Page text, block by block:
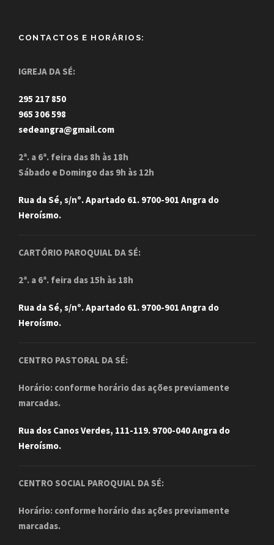
CONTACTOS E HORÁRIOS:
IGREJA DA SÉ:
295 217 850
965 306 598
sedeangra@gmail.com
2ª. a 6ª. feira das 8h às 18h
Sábado e Domingo das 9h às 12h
Rua da Sé, s/nº. Apartado 61. 9700-901 Angra do
Heroísmo.
CARTÓRIO PAROQUIAL DA SÉ:
2ª. a 6ª. feira das 15h às 18h
Rua da Sé, s/nº. Apartado 61. 9700-901 Angra do
Heroísmo.
CENTRO PASTORAL DA SÉ:
Horário: conforme horário das ações previamente
marcadas.
Rua dos Canos Verdes, 111-119. 9700-040 Angra do
Heroísmo.
CENTRO SOCIAL PAROQUIAL DA SÉ:
Horário: conforme horário das ações previamente
marcadas.